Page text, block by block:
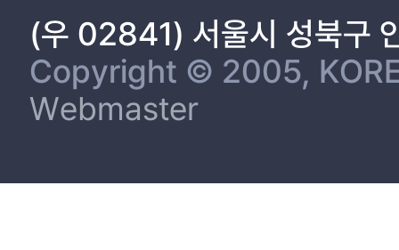
第2節 OS 생명주기 모델 24
1. 현재 OS 생명 주기 모델 24
2. 제안 모델 27
第5章 요약 및 결론 30
(우 02841) 서울시 성북구
Copyright © 2005,
Webmaster